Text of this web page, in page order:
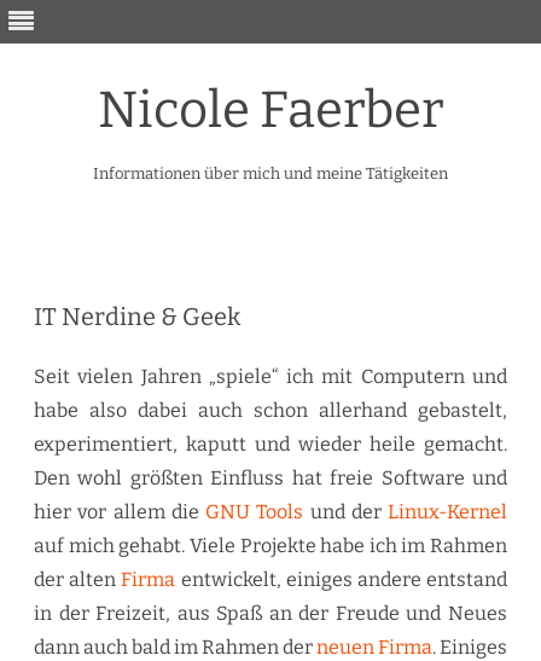
Nicole Faerber
Informationen über mich und meine Tätigkeiten
IT Nerdine & Geek
Seit vielen Jahren „spiele“ ich mit Computern und
habe also dabei auch schon allerhand gebastelt,
experimentiert, kaputt und wieder heile gemacht.
Den wohl größten Einfluss hat freie Software und
hier vor allem die GNU Tools und der Linux-Kernel
auf mich gehabt. Viele Projekte habe ich im Rahmen
der altenFirma entwickelt, einiges andere entstand
in der Freizeit, aus Spaß an der Freude und Neues
dann auch bald im Rahmen derneuen Firma. Einiges